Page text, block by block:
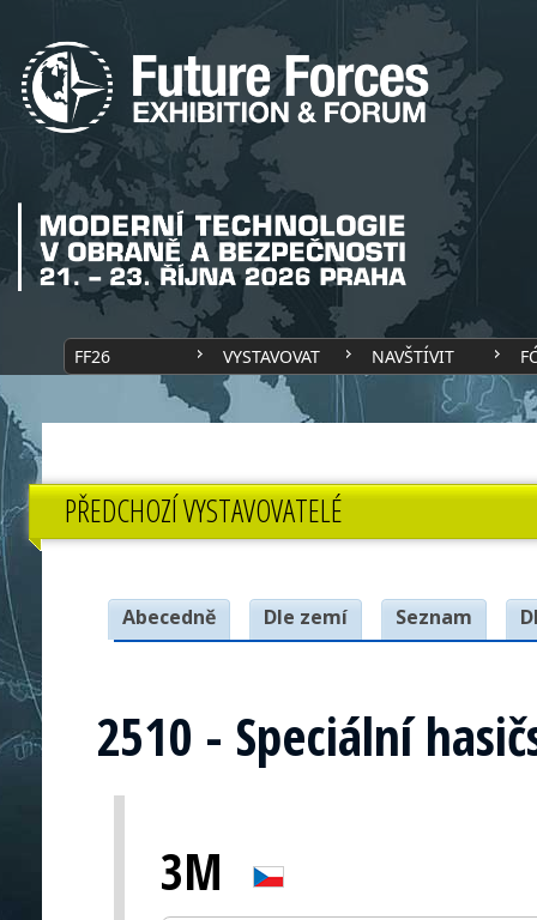
FF26 VYSTAVOVAT NAVŠTÍVIT
PŘEDCHOZÍ VYSTAVOVATELÉ
Abecedně Dle zemí Seznam
2510 - Speciální
3M